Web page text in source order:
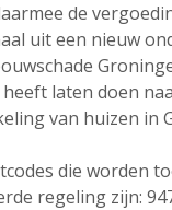
de
uit een nieuw
heeft laten doen
van huizen in
die worden
regeling zijn: